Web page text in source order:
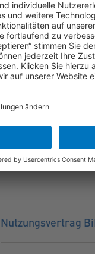
werden.
Nutzungsvertrag